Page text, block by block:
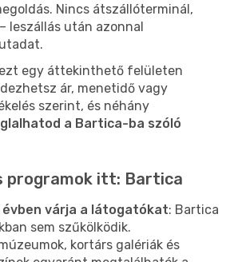
Nincs átszállóterminál,
leszállás után azonnal
egy áttekinthető felületen
ár, menetidő vagy
szerint, és néhány
a Bartica-ba szóló
programok itt: Bartica
várja a látogatókat: Bartica
sem szűkölködik.
kortárs galériák és